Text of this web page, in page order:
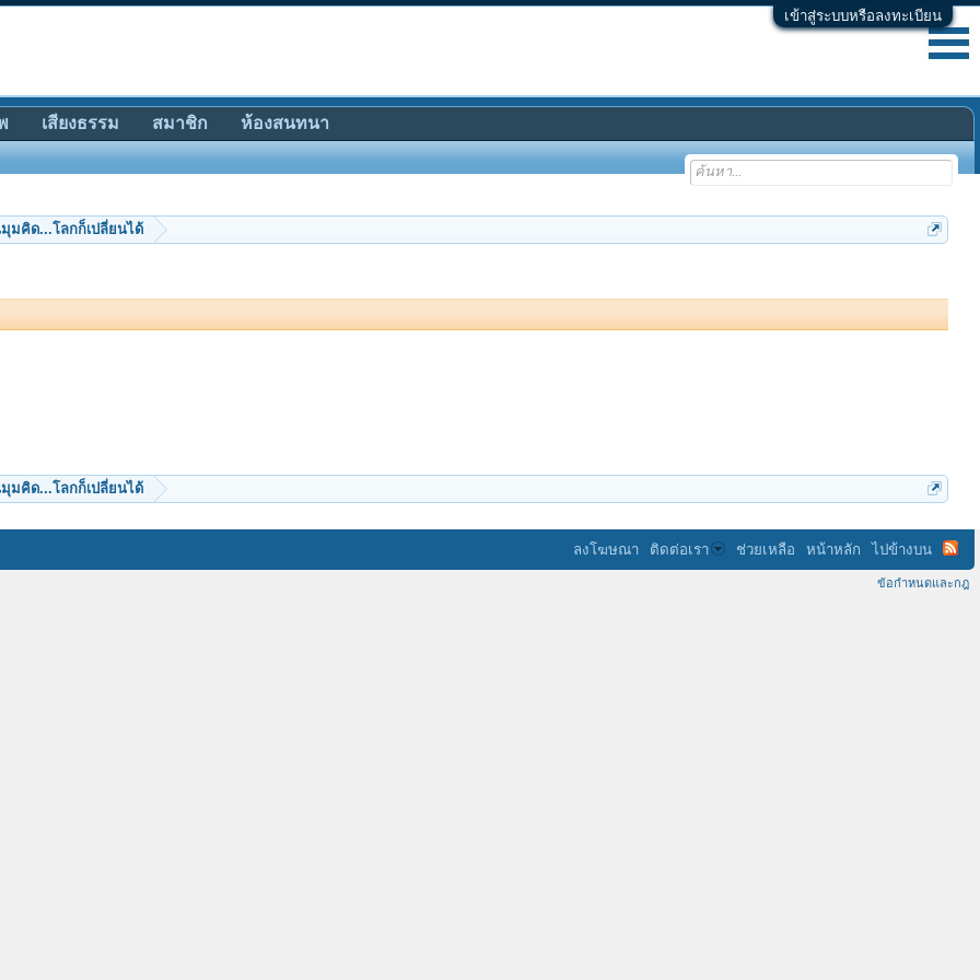
เข้าสู่ระบบหรือลงทะเบียน
มคิด...โลกก็เปลี่ยนได้
มคิด...โลกก็เปลี่ยนได้
เสียงธรรม สมาชิก ห้องสนทนา
ลงโฆษณา ติดต่อเรา ช่วยเหลือ หน้าหลัก ไปข้างบน
ข้อกำหนดและกฎ